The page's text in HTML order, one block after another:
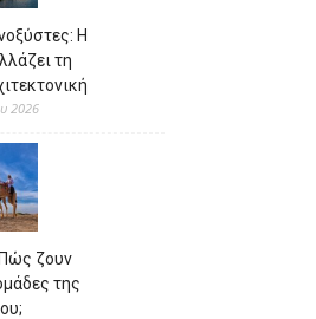
Η
τη
2026
Πώς ζουν
της